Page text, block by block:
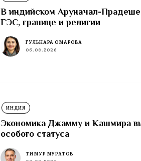
В индийском Аруначал-
ГЭС, границе и религии
ГУЛЬНАРА ОМАРОВА
06.08.2026
ИНДИЯ
Экономика Джамму и Кашмира
особого статуса
ТИМУР МУРАТОВ